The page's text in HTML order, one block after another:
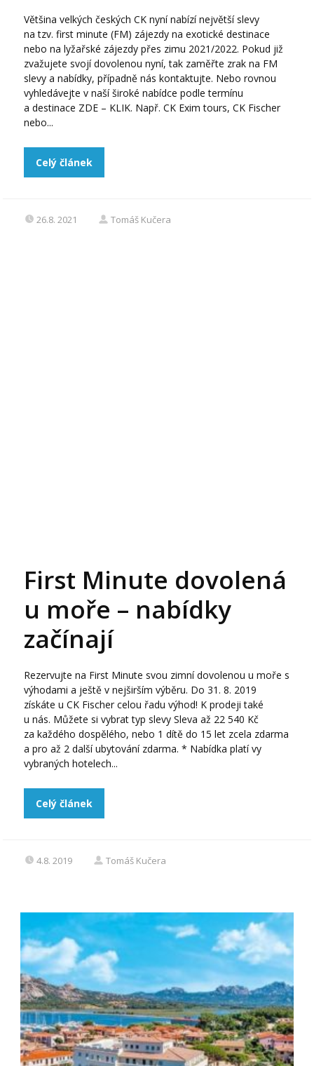
Většina velkých českých CK nyní nabízí největší slevy
na tzv. first minute (FM) zájezdy na exotické destinace
nebo na lyžařské zájezdy přes zimu 2021/2022. Pokud již
zvažujete svojí dovolenou nyní, tak zaměřte zrak na FM
slevy a nabídky, případně nás kontaktujte. Nebo rovnou
vyhledávejte v naší široké nabídce podle termínu
a destinace ZDE – KLIK. Např. CK Exim tours, CK Fischer
nebo...
Celý článek
26.8. 2021 Tomáš Kučera
First Minute dovolená
u moře – nabídky
začínají
Rezervujte na First Minute svou zimní dovolenou u moře s
výhodami a ještě v nejširším výběru. Do 31. 8. 2019
získáte u CK Fischer celou řadu výhod! K prodeji také
u nás. Můžete si vybrat typ slevy Sleva až 22 540 Kč
za každého dospělého, nebo 1 dítě do 15 let zcela zdarma
a pro až 2 další ubytování zdarma. * Nabídka platí vy
vybraných hotelech...
Celý článek
4.8. 2019 Tomáš Kučera